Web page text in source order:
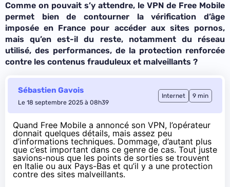
Comme on pouvait s’y attendre, le VPN de Free Mobile
permet bien de contourner la vérification d’âge
imposée en France pour accéder aux sites pornos,
mais qu’en est-il du reste, notamment du réseau
utilisé, des performances, de la protection renforcée
contre les contenus frauduleux et malveillants ?
Sébastien Gavois
Le 18 septembre 2025 à 08h39
Internet 9 min
Quand Free Mobile a annoncé son VPN, l’opérateur
donnait quelques détails, mais assez peu
d’informations techniques. Dommage, d’autant plus
que c’est important dans ce genre de cas. Tout juste
savions-nous que les points de sorties se trouvent
en Italie ou aux Pays-Bas et qu’il y a une protection
contre des sites malveillants.